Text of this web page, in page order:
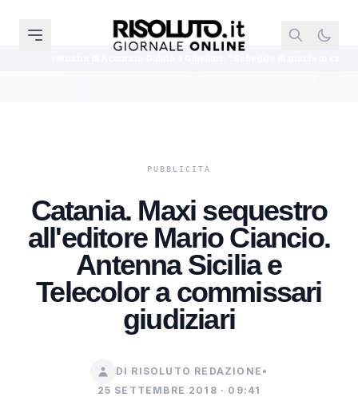
Catania. Maxi sequestro
all'editore Mario Ciancio.
Antenna Sicilia e
Telecolor a commissari
giudiziari
DI RISOLUTO REDAZIONE •
25 SETTEMBRE 2018 · 09:41